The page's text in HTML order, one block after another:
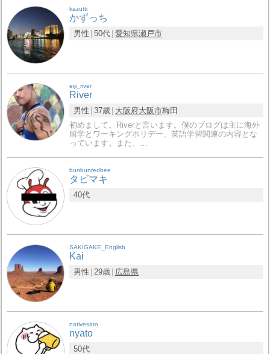
kazutti
かずっち
男性 50代 愛知県瀬戸市
eiji_river
River
男性 37歳 大阪府大阪市梅田
初めまして。Riverと言います。僕のブログは主に海外
留学とワーキングホリデー、英語学習関連の内容とな
っています。また、…
bunbunredbee
タビマキ
40代
SAKIGAKE_English
Kai
男性 29歳 広島県
nativesato
nyato
50代